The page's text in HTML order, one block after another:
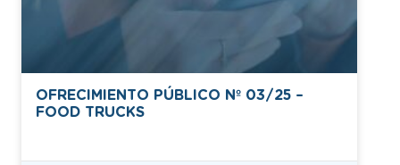
OFRECIMIENTO PÚBLICO Nº 03/25 –
FOOD TRUCKS